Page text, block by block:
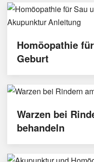
Homöopathie
Geburt
Warzen bei
behandeln